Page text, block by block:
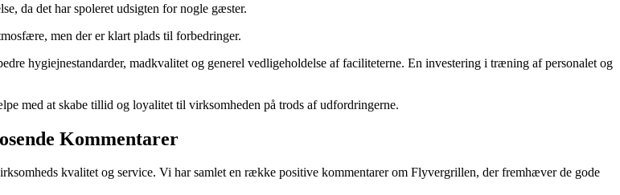
da det har spoleret udsigten for nogle gæster.
men der er klart plads til forbedringer.
hygiejnestandarder, madkvalitet og generel vedligeholdelse af faciliteterne. En investering i træning af personalet og
med at skabe tillid og loyalitet til virksomheden på trods af udfordringerne.
Kommentarer
kvalitet og service. Vi har samlet en række positive kommentarer om Flyvergrillen, der fremhæver de gode